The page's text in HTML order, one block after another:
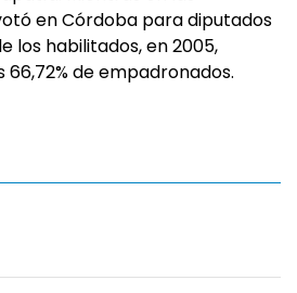
en Córdoba para diputados
los habilitados, en 2005,
de empadronados.